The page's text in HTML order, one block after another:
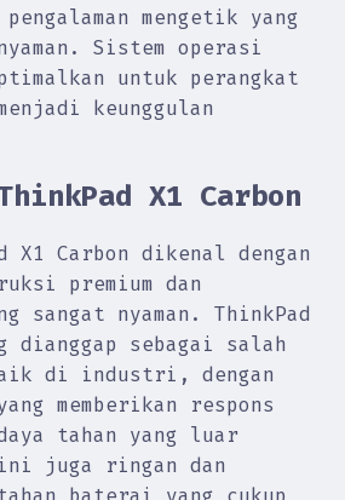
mengetik yang
Sistem operasi
untuk perangkat
keunggulan
X1 Carbon
X1 Carbon dikenal dengan
premium dan
sangat nyaman. ThinkPad
dianggap sebagai salah
di industri, dengan
memberikan respons
tahan yang luar
juga ringan dan